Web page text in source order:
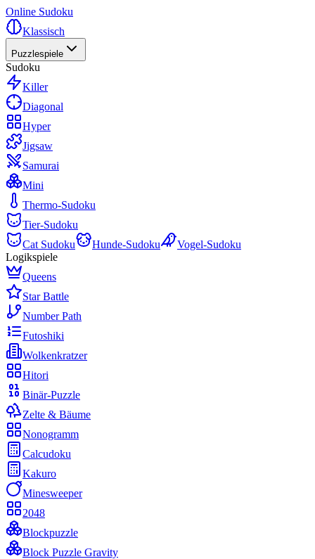
Online Sudoku
Klassisch
Puzzlespiele
Sudoku
Killer
Diagonal
Hyper
Jigsaw
Samurai
Mini
Thermo-Sudoku
Tier-Sudoku
Cat Sudoku
Hunde-Sudoku
Vogel-Sudoku
Logikspiele
Queens
Star Battle
Number Path
Futoshiki
Wolkenkratzer
Hitori
Binär-Puzzle
Zelte & Bäume
Nonogramm
Calcudoku
Kakuro
Minesweeper
2048
Blockpuzzle
Block Puzzle Gravity